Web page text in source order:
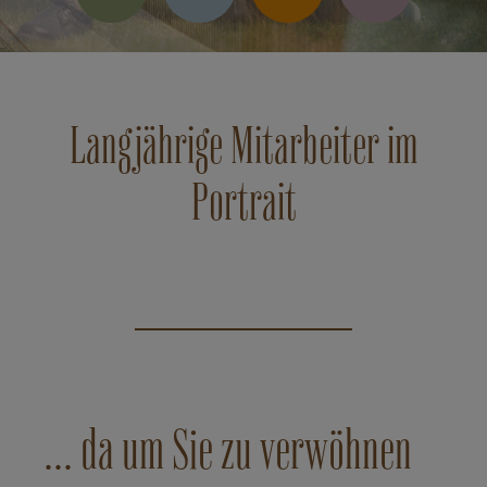
Langjährige Mitarbeiter im
Portrait
... da um Sie zu verwöhnen